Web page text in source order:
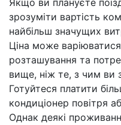
Якщо ви плануєте
зрозуміти вартість
найбільш значущих
Ціна може
розташування та
вище, ніж те, з чим ви
Готуйтеся платити
кондиціонер повітря
Однак деякі